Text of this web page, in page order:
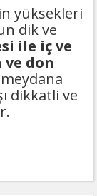
yüksekleri
dik ve
ile iç ve
don
dikkatli ve